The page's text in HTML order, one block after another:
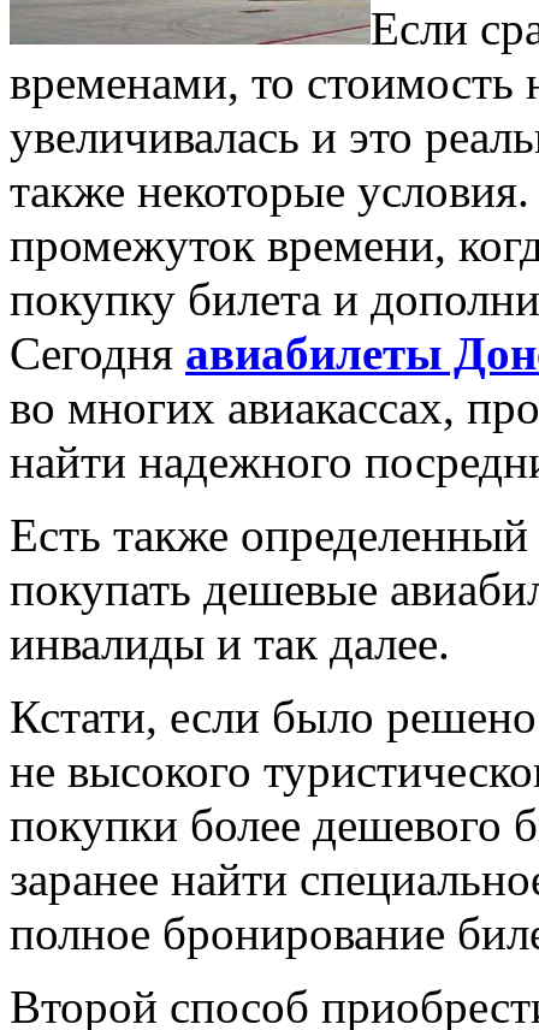
Если
временами, то стоимость
увеличивалась и это
также некоторые
промежуток времени,
покупку билета и
Сегодня авиабилеты
во многих авиакассах,
найти надежного
Есть также
покупать дешевые
инвалиды и так далее.
Кстати, если было
не высокого
покупки более дешевого
заранее найти
полное бронирование
Второй способ